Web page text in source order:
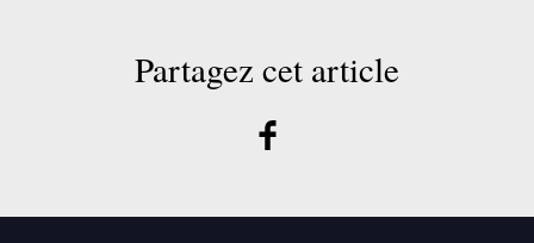
Partagez cet article